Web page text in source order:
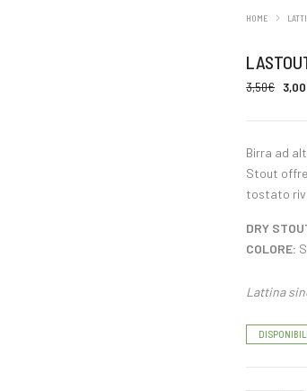
HOME
3,50€ 3,00
Birra ad
Stout
tostato
DRY
COLORE:
Lattina